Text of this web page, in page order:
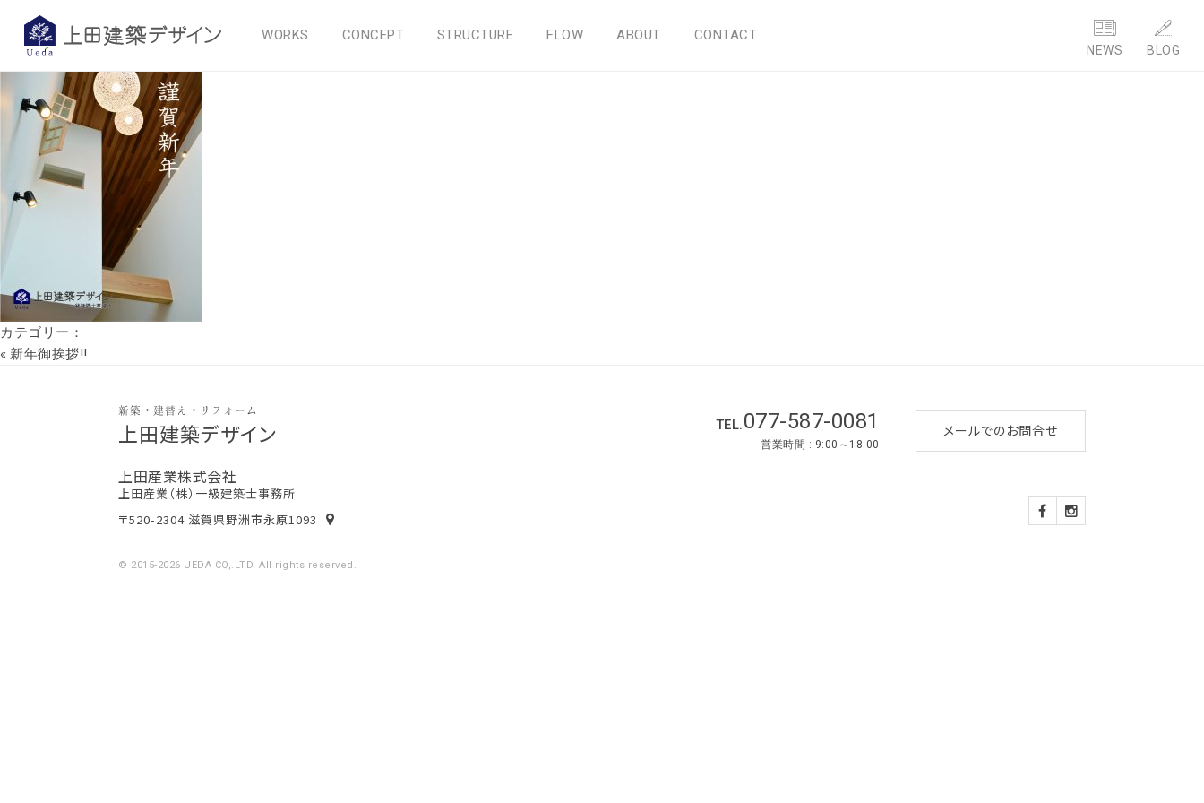
WORKS CONCEPT STRUCTURE FLOW ABOUT CONTACT
NEWS BLOG
2018新年あいさつ
2018年1月5日
カテゴリー：
« 新年御挨拶!!
新築・建替え・リフォーム
上田建築デザイン
上田産業株式会社
上田産業（株）一級建築士事務所
〒520-2304 滋賀県野洲市永原1093
TEL.077-587-0081
営業時間 : 9:00～18:00
メールでのお問合せ
© 2015-2026 UEDA CO,.LTD. All rights reserved.